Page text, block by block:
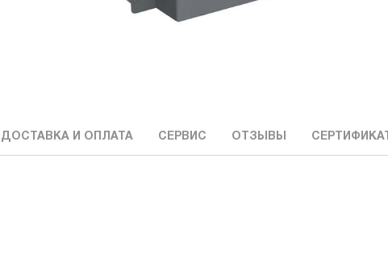
ДОСТАВКА И ОПЛАТА СЕРВИС ОТЗЫВЫ СЕРТИФИКАТ